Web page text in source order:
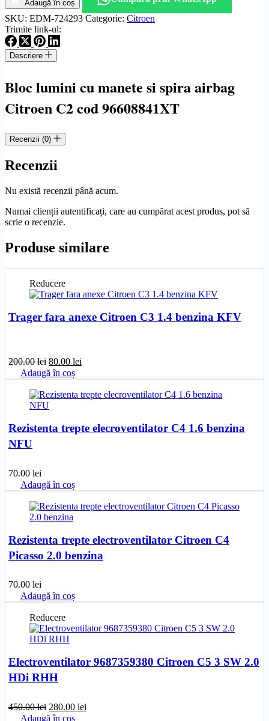
lumini
cu
manete
si
spira
airbag
cod
Adaugă în coș
SKU: EDM-724293 Categorie: Citroen
Trimite link-ul:
Descriere
Bloc lumini cu manete si spira airbag
Citroen C2 cod 96608841XT
Recenzii (0)
Recenzii
Nu există recenzii până acum.
Numai clienții autentificați, care au cumpărat acest produs, pot să
scrie o recenzie.
Produse similare
Reducere
Trager fara anexe Citroen C3 1.4 benzina KFV
200.00lei Prețul
inițial
a
fost:
200.00 lei.
80.00 lei
este:
80.00 lei.
Adaugă în coș
Rezistenta trepte elecroventilator C4 1.6 benzina
NFU
70.00 lei
Adaugă în coș
Rezistenta trepte electroventilator Citroen C4
Picasso 2.0 benzina
70.00 lei
Adaugă în coș
Reducere
Electroventilator 9687359380 Citroen C5 3 SW 2.0
HDi RHH
450.00lei Prețul
inițial
280.00 lei
Adaugă în coș